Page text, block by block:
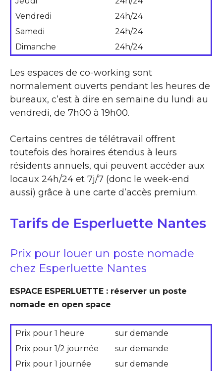
Vendredi
24h/24
Samedi
24h/24
Dimanche
24h/24
Les espaces de co-working sont
normalement ouverts pendant les heures de
bureaux, c’est à dire en semaine du lundi au
vendredi, de 7h00 à 19h00.
Certains centres de télétravail offrent
toutefois des horaires étendus à leurs
résidents annuels, qui peuvent accéder aux
locaux 24h/24 et 7j/7 (donc le week-end
aussi) grâce à une carte d’accès premium.
Tarifs de Esperluette Nantes
Prix pour louer un poste nomade
chez Esperluette Nantes
ESPACE ESPERLUETTE : réserver un poste
nomade en open space
Prix pour 1 heure
sur demande
Prix pour 1/2 journée
sur demande
Prix pour 1 journée
sur demande